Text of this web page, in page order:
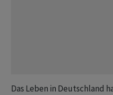
Das Leben in Deutschland